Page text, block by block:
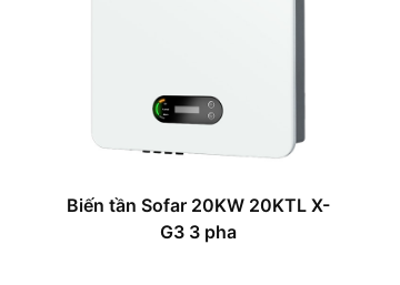
Biến tần Sofar 20KW 20KTL X-
G3 3 pha